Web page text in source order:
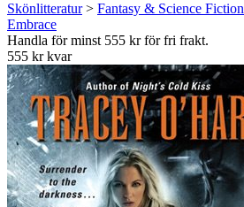
Skönlitteratur> Fantasy & Science Fiction
Embrace
Handla för minst 555 kr för fri frakt.
555 kr kvar